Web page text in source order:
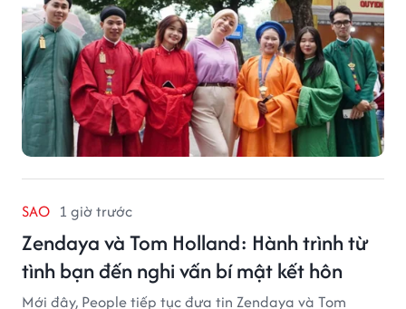
SAO 1 giờ trước
Zendaya và Tom Holland: Hành trình từ
tình bạn đến nghi vấn bí mật kết hôn
Mới đây, People tiếp tục đưa tin Zendaya và Tom